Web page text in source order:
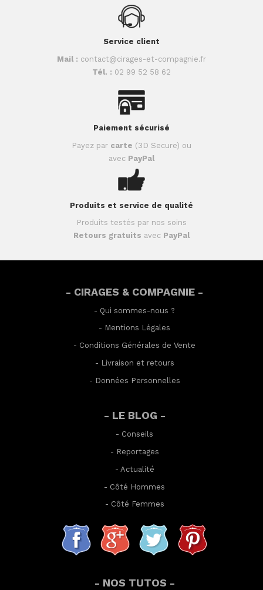
Service client
Mail : contact@cirages-et-compagnie.fr
Tél. : 02 99 52 58 62
Paiement sécurisé
Payez par carte (3D Secure) ou
avec PayPal
Produits et service de qualité
Produits testés par nos soins
Retours gratuits avec PayPal
- CIRAGES & COMPAGNIE -
- Qui sommes-nous ?
- Mentions Légales
- Conditions Générales de Vente
- Livraison et retours
- Données Personnelles
- LE BLOG -
- Conseils
- Reportages
- Actualité
- Côté Hommes
- Côté Femmes
- NOS TUTOS -